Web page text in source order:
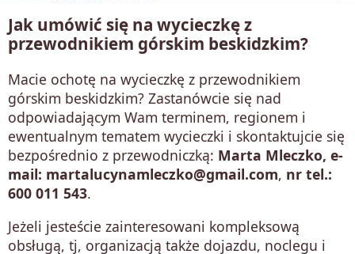
Jak umówić się na wycieczkę z
przewodnikiem górskim beskidzkim?
Macie ochotę na wycieczkę z przewodnikiem
górskim beskidzkim? Zastanówcie się nad
odpowiadającym Wam terminem, regionem i
ewentualnym tematem wycieczki i skontaktujcie się
bezpośrednio z przewodniczką: Marta Mleczko, e-
mail: martalucynamleczko@gmail.com, nr tel.:
600 011 543.
Jeżeli jesteście zainteresowani kompleksową
obsługą, tj, organizacją także dojazdu, noclegu i